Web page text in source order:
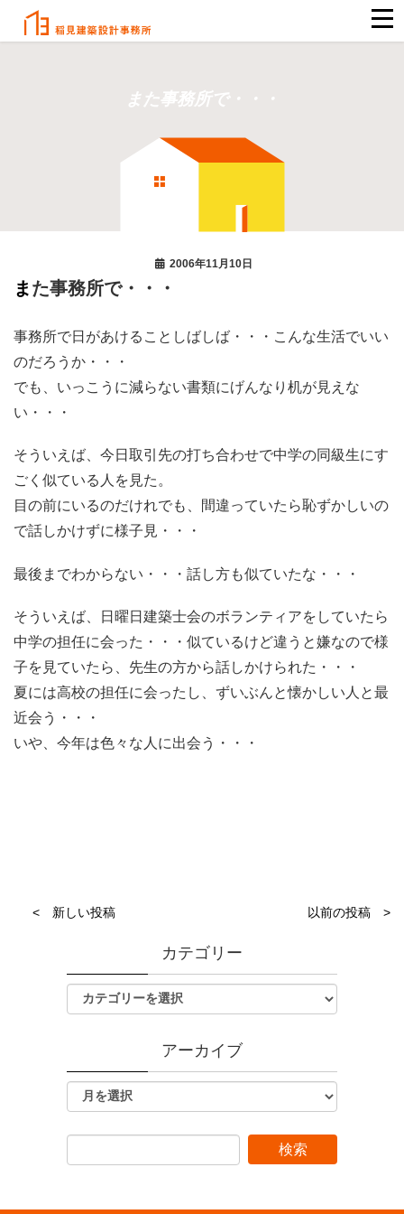
また事務所で・・・
2006年11月10日
また事務所で・・・
事務所で日があけることしばしば・・・こんな生活でいい
のだろうか・・・
でも、いっこうに減らない書類にげんなり机が見えな
い・・・
そういえば、今日取引先の打ち合わせで中学の同級生にす
ごく似ている人を見た。
目の前にいるのだけれでも、間違っていたら恥ずかしいの
で話しかけずに様子見・・・
最後までわからない・・・話し方も似ていたな・・・
そういえば、日曜日建築士会のボランティアをしていたら
中学の担任に会った・・・似ているけど違うと嫌なので様
子を見ていたら、先生の方から話しかけられた・・・
夏には高校の担任に会ったし、ずいぶんと懐かしい人と最
近会う・・・
いや、今年は色々な人に出会う・・・
< 新しい投稿 以前の投稿 >
カテゴリー
アーカイブ